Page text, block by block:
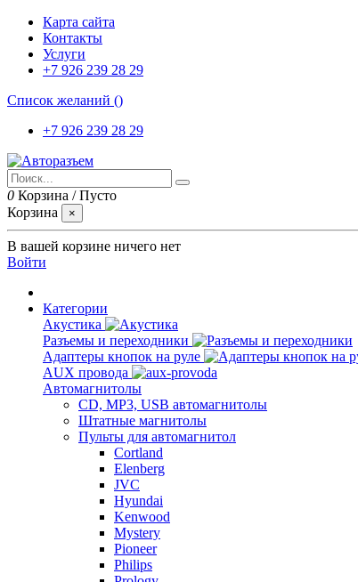
Карта сайта
Контакты
Услуги
+7 926 239 28 29
Список желаний ()
+7 926 239 28 29
0 Корзина /Пусто
Корзина
×
В вашей корзине ничего нет
Войти
Категории
Акустика
Разъемы и переходники
Адаптеры кнопок на руле
AUX провода
Автомагнитолы
CD, MP3, USB автомагнитолы
Штатные магнитолы
Пульты для автомагнитол
Cortland
Elenberg
JVC
Hyundai
Kenwood
Mystery
Pioneer
Philips